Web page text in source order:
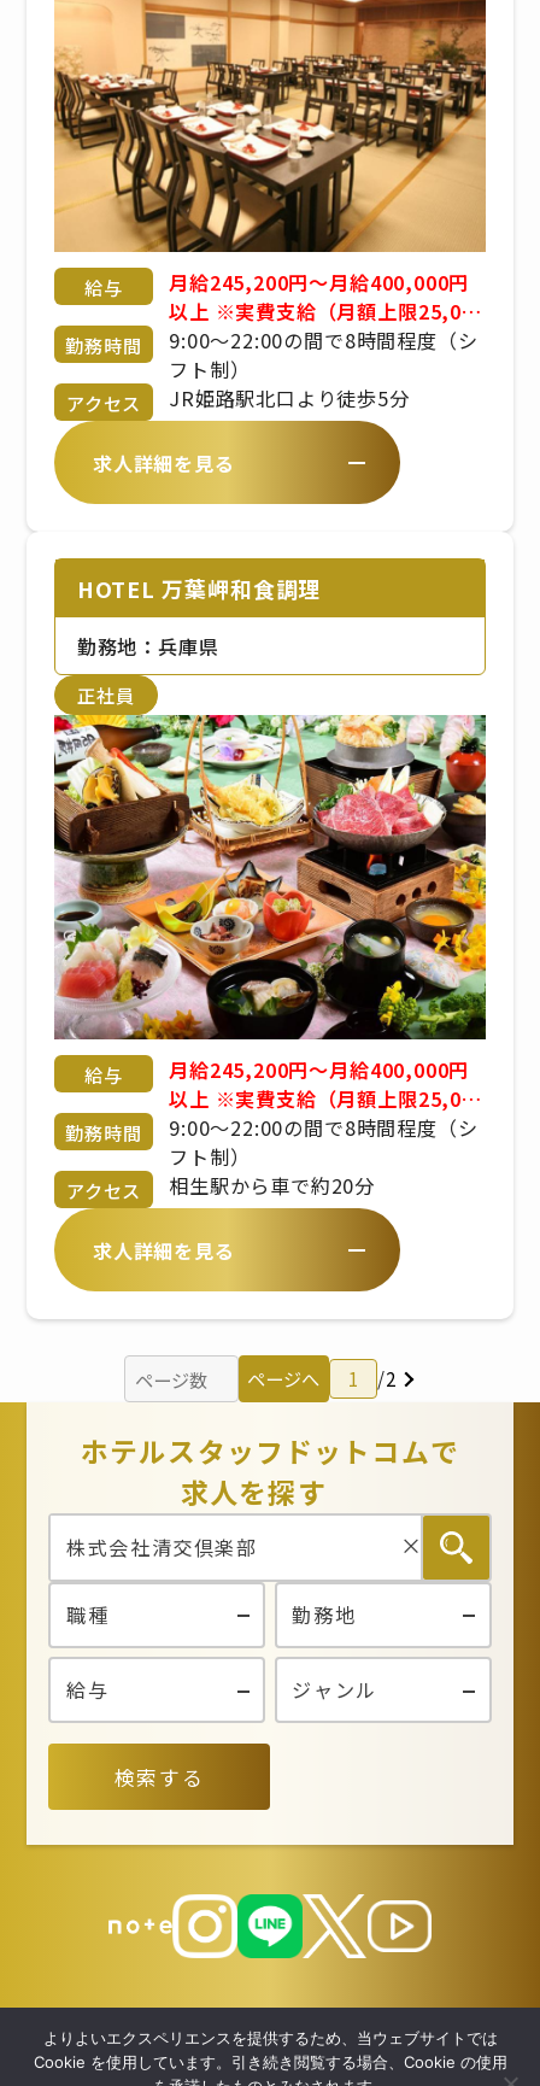
給与
月給245,200円〜月給400,000円
以上 ※実費支給（月額上限25,000
円） ※食事手当、固定残業代手当
あり ※賞与あり ※経験・年齢・能
力考慮 応相談 ※昇給あり
勤務時間
9:00〜22:00の間で8時間程度（シ
フト制）
アクセス JR姫路駅北口より徒歩5分
求人詳細を見る
HOTEL 万葉岬和食調理
勤務地：兵庫県
正社員
給与
月給245,200円〜月給400,000円
以上 ※実費支給（月額上限25,000
円） ※食事手当、固定残業代手当
あり ※賞与あり ※経験・年齢・能
力考慮 応相談 ※昇給あり
勤務時間
9:00〜22:00の間で8時間程度（シ
フト制）
アクセス 相生駅から車で約20分
求人詳細を見る
ページへ 1 /2
ホテルスタッフドットコムで
求人を探す
検索する
よりよいエクスペリエンスを提供するため、当ウェブサイトでは
Cookie を使用しています。引き続き閲覧する場合、Cookie の使用